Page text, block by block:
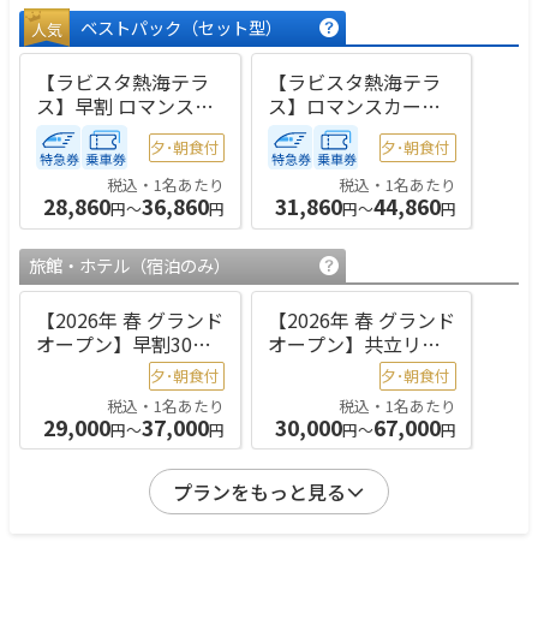
人気 ベストパック （セット型）
【ラビスタ熱海テラ
ス】早割 ロマンスカ
ーセット割｜新宿発
｜露天風呂付 ツイン
夕･朝食付
税込・1名あたり
28,860円～36,860円
【ラビスタ熱海テラ
ス】ロマンスカーセ
ット割｜新宿発｜露
天風呂付 ツイン夕･朝食付
税込・1名あたり
31,860円～44,860円
旅館・ホテル （宿泊のみ）
【2026年 春 グランド
オープン】早割30
共立リゾート特集
温泉旅で夢ごこち 2
食付
夕･朝食付
税込・1名あたり
29,000円～37,000円
【2026年 春 グランド
オープン】共立リゾ
ート特集 温泉旅で
夢ごこち 2食付
夕･朝食付
税込・1名あたり
30,000円～67,000円
プランをもっと見る